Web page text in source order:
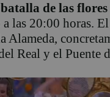
batalla de las
las 20:00 horas.
Alameda,
Real y el Puente